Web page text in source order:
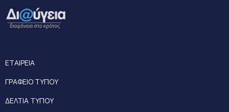
ΕΤΑΙΡΕΙΑ
ΓΡΑΦΕΙΟ ΤΥΠΟΥ
ΔΕΛΤΙΑ ΤΥΠΟΥ